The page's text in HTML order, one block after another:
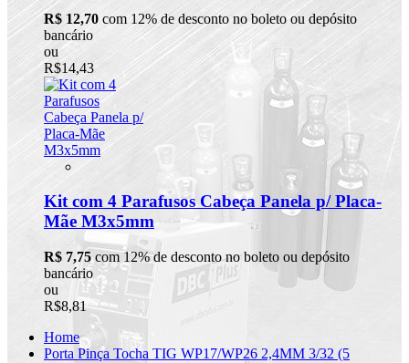
R$ 12,70 com 12% de desconto no boleto ou depósito
bancário
ou
R$14,43
Kit com 4 Parafusos Cabeça Panela p/ Placa-
Mãe M3x5mm
R$ 7,75com 12% de desconto no boleto ou depósito
bancário
ou
R$8,81
Home
Porta Pinça Tocha TIG WP17/WP26 2,4MM 3/32 (5